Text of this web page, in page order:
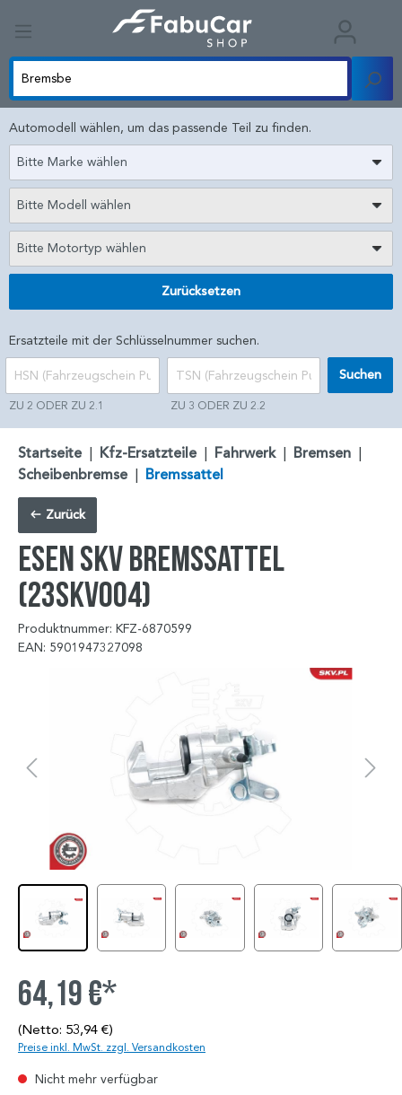
Automodell wählen, um das passende Teil zu finden.
Bitte Marke wählen
Bitte Modell wählen
Bitte Motortyp wählen
Zurücksetzen
Ersatzteile mit der Schlüsselnummer suchen.
ZU 2 ODER ZU 2.1 ZU 3 ODER ZU 2.2
Suchen
Startseite | Kfz-Ersatzteile | Fahrwerk | Bremsen |
Scheibenbremse | Bremssattel
Zurück
ESEN SKV Bremssattel
(23SKV004)
Produktnummer: KFZ-6870599
EAN: 5901947327098
64,19 €*
(Netto: 53,94 €)
Preise inkl. MwSt. zzgl. Versandkosten
Nicht mehr verfügbar